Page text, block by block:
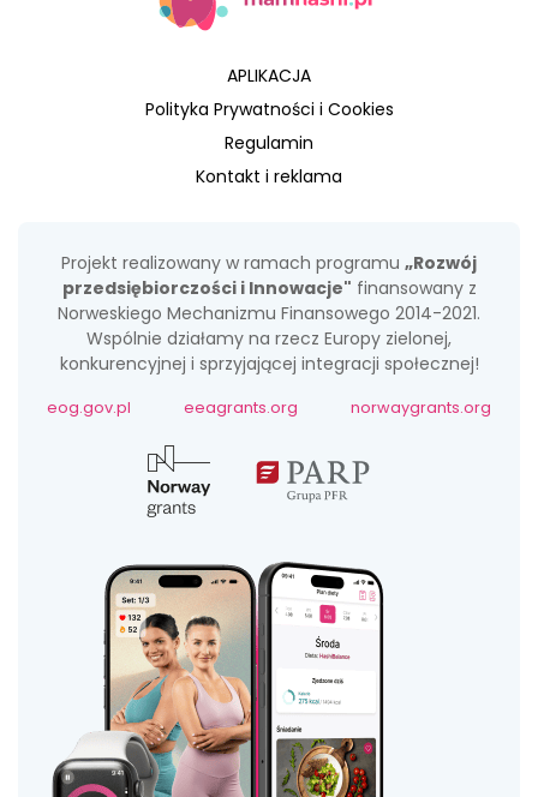
APLIKACJA
Polityka Prywatności i Cookies
Regulamin
Kontakt i reklama
Projekt realizowany w ramach programu „Rozwój
przedsiębiorczości i Innowacje" finansowany z
Norweskiego Mechanizmu Finansowego 2014-2021.
Wspólnie działamy na rzecz Europy zielonej,
konkurencyjnej i sprzyjającej integracji społecznej!
eog.gov.pl eeagrants.org norwaygrants.org